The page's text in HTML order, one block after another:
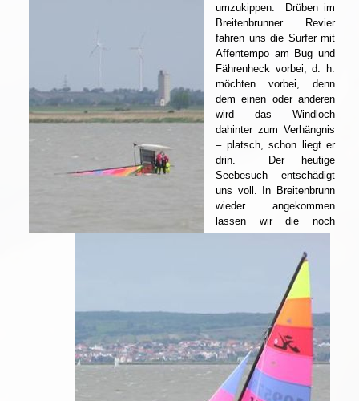
umzukippen.
Drüben im
Breitenbrunner Revier
fahren uns die Surfer mit
Affentempo am Bug und
Fährenheck vorbei, d. h.
möchten vorbei, denn
dem einen oder anderen
wird das Windloch
dahinter zum Verhängnis
– platsch, schon liegt er
drin.
Der heutige
Seebesuch entschädigt
uns voll. In Breitenbrunn
wieder angekommen
lassen wir die noch